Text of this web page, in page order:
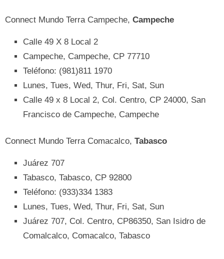
Connect Mundo Terra Campeche, Campeche
Calle 49 X 8 Local 2
Campeche, Campeche, CP 77710
Teléfono: (981)811 1970
Lunes, Tues, Wed, Thur, Fri, Sat, Sun
Calle 49 x 8 Local 2, Col. Centro, CP 24000, San
Francisco de Campeche, Campeche
Connect Mundo Terra Comacalco, Tabasco
Juárez 707
Tabasco, Tabasco, CP 92800
Teléfono: (933)334 1383
Lunes, Tues, Wed, Thur, Fri, Sat, Sun
Juárez 707, Col. Centro, CP86350, San Isidro de
Comalcalco, Comacalco, Tabasco